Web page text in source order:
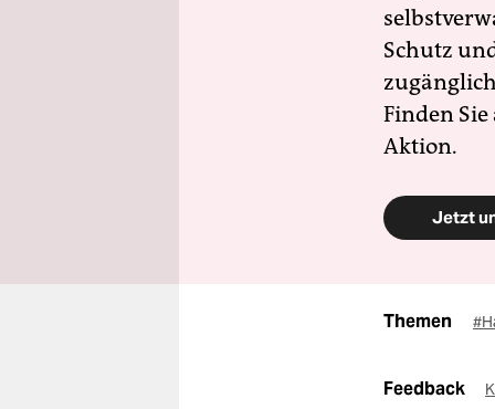
Schutz
Finden
Aktion.
Jetzt
Themen
Feedback